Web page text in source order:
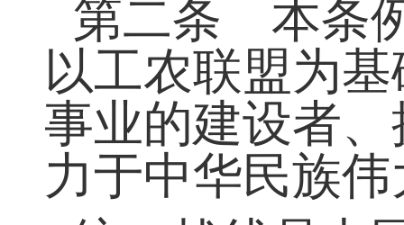
第二条 本条
以工农联盟为
事业的建设者
力于中华民族